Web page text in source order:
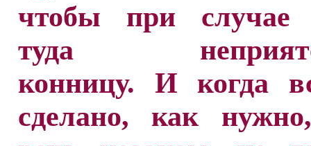
чтобы при случае
туда
конницу. И когда
сделано, как